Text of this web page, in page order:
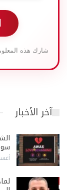
شارك هذه
آخر الأخبار